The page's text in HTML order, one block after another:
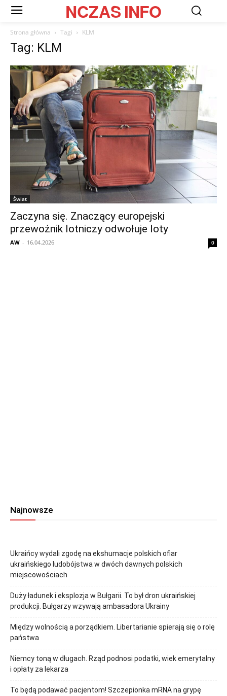
NCZASINFO
Strona główna Tagi KLM
Tag: KLM
Świat
Zaczyna się. Znaczący europejski
przewoźnik lotniczy odwołuje loty
AW - 16.04.2026 0
Najnowsze
Ukraińcy wydali zgodę na ekshumacje polskich ofiar
ukraińskiego ludobójstwa w dwóch dawnych polskich
miejscowościach
Duży ładunek i eksplozja w Bułgarii. To był dron ukraińskiej
produkcji. Bułgarzy wzywają ambasadora Ukrainy
Między wolnością a porządkiem. Libertarianie spierają się o rolę
państwa
Niemcy toną w długach. Rząd podnosi podatki, wiek emerytalny
i opłaty za lekarza
To będą podawać pacjentom! Szczepionka mRNA na grypę